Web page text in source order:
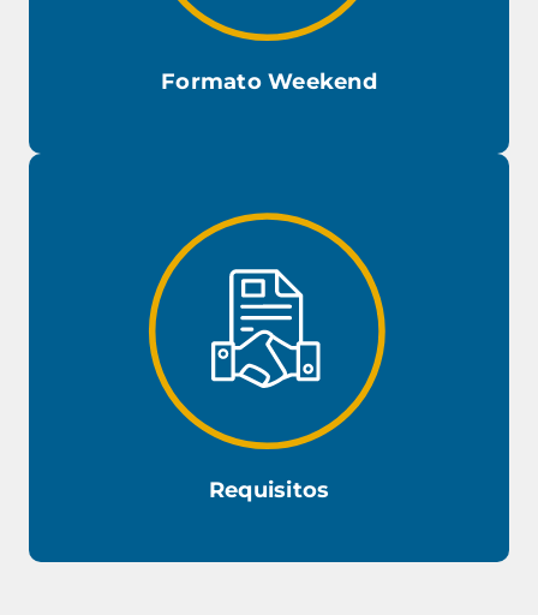
Formato Weekend
Las clases se dictan un fin de semana al mes
en total de 20 horas cronológicas de clases por fin de semana, en el
siguiente horario:
Viernes: 14:00 a 21:00 horas. Sábado
Domingo : 08:00 a 14:30 horas.
Requisitos